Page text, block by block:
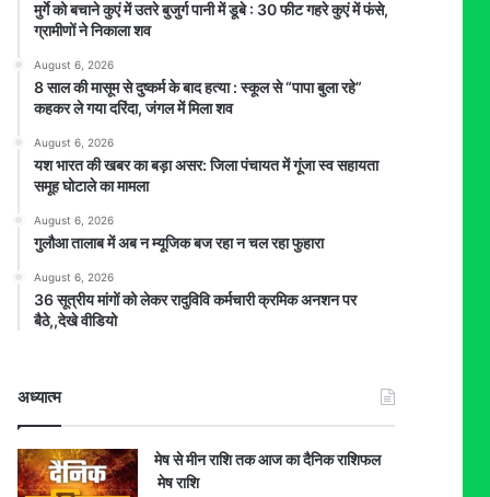
मुर्गे को बचाने कुएं में उतरे बुजुर्ग पानी में डूबे : 30 फीट गहरे कुएं में फंसे,
ग्रामीणों ने निकाला शव
August 6, 2026
8 साल की मासूम से दुष्कर्म के बाद हत्या : स्कूल से “पापा बुला रहे”
कहकर ले गया दरिंदा, जंगल में मिला शव
August 6, 2026
यश भारत की खबर का बड़ा असर: जिला पंचायत में गूंजा स्व सहायता
समूह घोटाले का मामला
August 6, 2026
गुलौआ तालाब में अब न म्यूजिक बज रहा न चल रहा फुहारा
August 6, 2026
36 सूत्रीय मांगों को लेकर रादुविवि कर्मचारी क्रमिक अनशन पर
बैठे,,देखे वीडियो
अध्यात्म
मेष से मीन राशि तक आज का दैनिक राशिफल
मेष राशि